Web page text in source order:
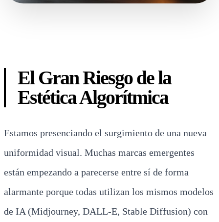
El Gran Riesgo de la
Estética Algorítmica
Estamos presenciando el surgimiento de una nueva
uniformidad visual. Muchas marcas emergentes
están empezando a parecerse entre sí de forma
alarmante porque todas utilizan los mismos modelos
de IA (Midjourney, DALL-E, Stable Diffusion) con